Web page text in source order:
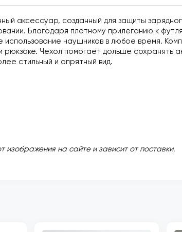
аксессуар, созданный для защиты
Благодаря плотному прилеганию к
наушников в любое время.
рюкзаке. Чехол помогает дольше сохранять
стильный и опрятный вид.
изображения на сайте и зависит от поставки.